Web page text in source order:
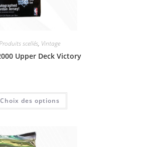
scellés, Vintage
Upper Deck Victory
Choix des options